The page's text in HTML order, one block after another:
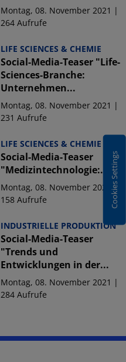
Montag, 08. November 2021 |
264 Aufrufe
LIFE SCIENCES & CHEMIE
Social-Media-Teaser "Life-
Sciences-Branche:
Unternehmen...
Montag, 08. November 2021 |
231 Aufrufe
LIFE SCIENCES & CHEMIE
Social-Media-Teaser
"Medizintechnologie:...
Montag, 08. November 2021 |
158 Aufrufe
INDUSTRIELLE PRODUKTION
Social-Media-Teaser
"Trends und
Entwicklungen in der...
Montag, 08. November 2021 |
284 Aufrufe
Cookies Settings